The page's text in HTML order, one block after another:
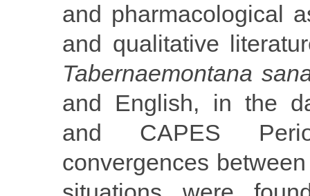
and pharmacological
and qualitative
Tabernaemontana
and English, in the
and CAPES
convergences